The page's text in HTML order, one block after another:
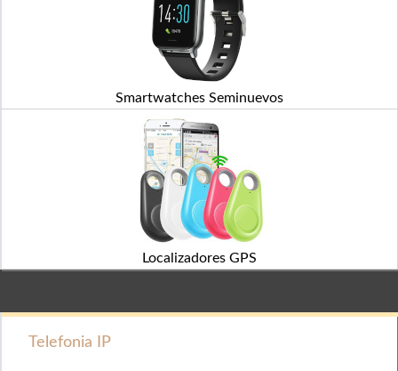
Smartwatches Seminuevos
Localizadores GPS
Telefonia IP